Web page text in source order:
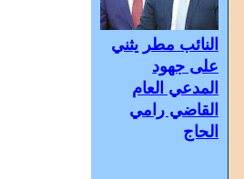
النائب مطر يثني
على جهود
المدعي العام
القاضي رامي
الحاج